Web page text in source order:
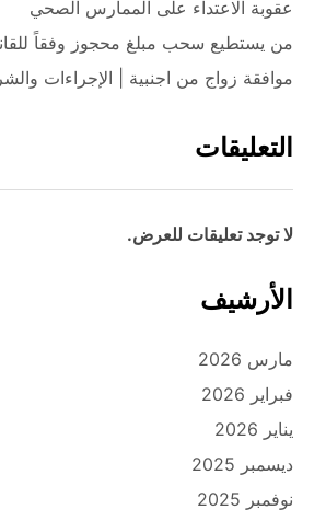
عقوبة الاعتداء على الممارس الصحي
من يستطيع سحب مبلغ محجوز وفقاً
موافقة زواج من اجنبية | الإجراءات والشروط
التعليقات
لا توجد تعليقات للعرض.
الأرشيف
مارس 2026
فبراير 2026
يناير 2026
ديسمبر 2025
نوفمبر 2025